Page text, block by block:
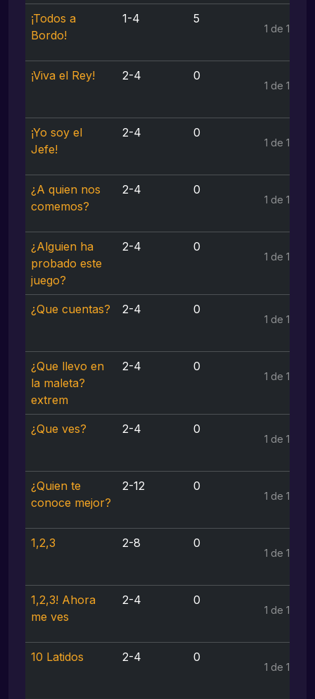
¡Todos a
Bordo!
1-4 5
1 de 1
¡Viva el Rey! 2-4 0
1 de 1
¡Yo soy el
Jefe!
2-4 0
1 de 1
¿A quien nos
comemos?
2-4 0
1 de 1
¿Alguien ha
probado este
juego?
2-4 0
1 de 1
¿Que cuentas? 2-4 0
1 de 1
¿Que llevo en
la maleta?
extrem
2-4 0
1 de 1
¿Que ves? 2-4 0
1 de 1
¿Quien te
conoce mejor?
2-12 0
1 de 1
1,2,3 2-8 0
1 de 1
1,2,3! Ahora
me ves
2-4 0
1 de 1
10 Latidos 2-4 0
1 de 1